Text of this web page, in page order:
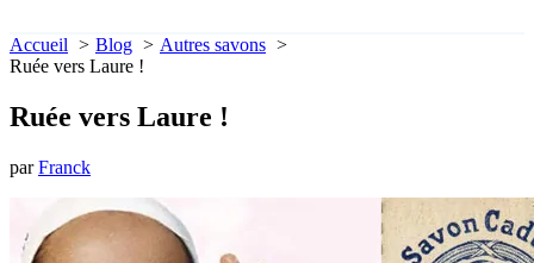
Accueil Blog
Autres savons
Ruée vers Laure !
Ruée vers Laure !
parFranck